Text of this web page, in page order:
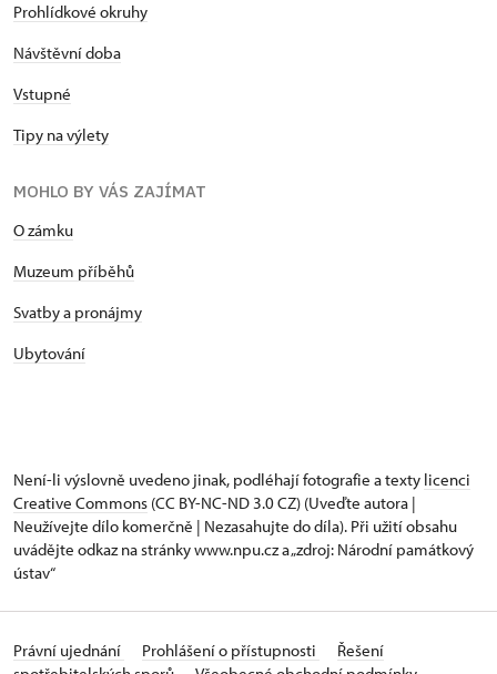
Prohlídkové okruhy
Návštěvní doba
Vstupné
Tipy na výlety
MOHLO BY VÁS ZAJÍMAT
O zámku
Muzeum příběhů
Svatby a pronájmy
Ubytování
Není-li výslovně uvedeno jinak, podléhají fotografie a texty licenci
Creative Commons (CC BY-NC-ND 3.0 CZ) (Uveďte autora |
Neužívejte dílo komerčně | Nezasahujte do díla). Při užití obsahu
uvádějte odkaz na stránky www.npu.cz a „zdroj: Národní památkový
ústav“
Právní ujednání Prohlášení o přístupnosti
Řešení